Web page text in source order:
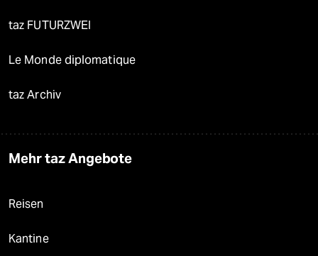
taz FUTURZWEI
Le Monde diplomatique
taz Archiv
Mehr taz Angebote
Reisen
Kantine